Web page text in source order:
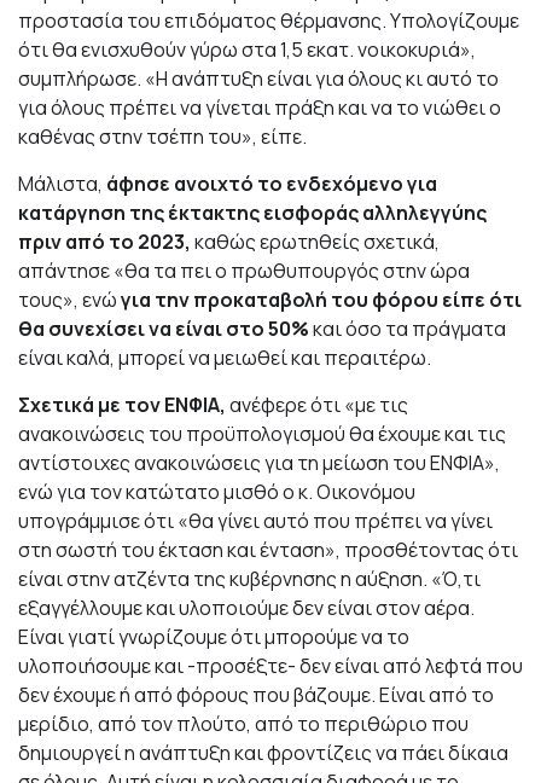
προστασία του επιδόματος θέρμανσης. Υπολογίζουμε
ότι θα ενισχυθούν γύρω στα 1,5 εκατ. νοικοκυριά»,
συμπλήρωσε. «Η ανάπτυξη είναι για όλους κι αυτό το
για όλους πρέπει να γίνεται πράξη και να το νιώθει ο
καθένας στην τσέπη του», είπε.
Μάλιστα, άφησε ανοιχτό το ενδεχόμενο για
κατάργηση της έκτακτης εισφοράς αλληλεγγύης
πριν από το 2023, καθώς ερωτηθείς σχετικά,
απάντησε «θα τα πει ο πρωθυπουργός στην ώρα
τους», ενώγια την προκαταβολή του φόρου είπε ότι
θα συνεχίσει να είναι στο 50%και όσο τα πράγματα
είναι καλά, μπορεί να μειωθεί και περαιτέρω.
Σχετικά με τον ΕΝΦΙΑ, ανέφερε ότι «με τις
ανακοινώσεις του προϋπολογισμού θα έχουμε και τις
αντίστοιχες ανακοινώσεις για τη μείωση του ΕΝΦΙΑ»,
ενώ για τον κατώτατο μισθό ο κ. Οικονόμου
υπογράμμισε ότι «θα γίνει αυτό που πρέπει να γίνει
στη σωστή του έκταση και ένταση», προσθέτοντας ότι
είναι στην ατζέντα της κυβέρνησης η αύξηση. «Ό,τι
εξαγγέλλουμε και υλοποιούμε δεν είναι στον αέρα.
Είναι γιατί γνωρίζουμε ότι μπορούμε να το
υλοποιήσουμε και -προσέξτε- δεν είναι από λεφτά που
δεν έχουμε ή από φόρους που βάζουμε. Είναι από το
μερίδιο, από τον πλούτο, από το περιθώριο που
δημιουργεί η ανάπτυξη και φροντίζεις να πάει δίκαια